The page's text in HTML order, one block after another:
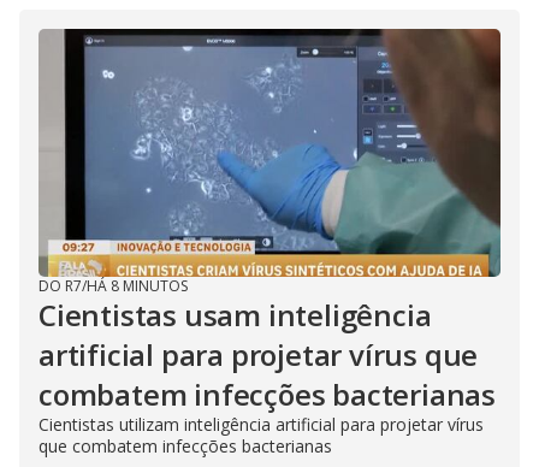
DO R7/HÁ 8 MINUTOS
Cientistas usam inteligência
artificial para projetar vírus que
combatem infecções bacterianas
Cientistas utilizam inteligência artificial para projetar vírus
que combatem infecções bacterianas